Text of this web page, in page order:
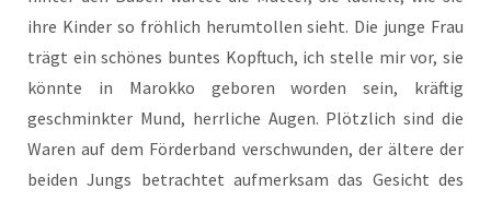
ihre Kin­der so fröh­lich her­um­tol­len sieht. Die jun­ge Frau
trägt ein schö­nes bun­tes Kopf­tuch, ich stel­le mir vor, sie
könn­te in Marok­ko gebo­ren wor­den sein, kräf­tig
geschmink­ter Mund, herr­li­che Augen. Plötz­lich sind die
Waren auf dem För­der­band ver­schwun­den, der älte­re der
bei­den Jungs betrach­tet auf­merk­sam das Gesicht des